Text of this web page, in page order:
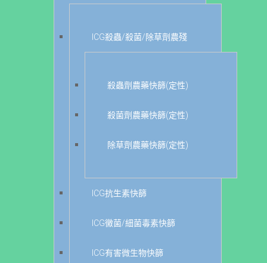
ICG殺蟲/殺菌/除草劑農殘
殺蟲劑農藥快篩(定性)
殺菌劑農藥快篩(定性)
除草劑農藥快篩(定性)
ICG抗生素快篩
ICG黴菌/細菌毒素快篩
ICG有害微生物快篩